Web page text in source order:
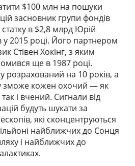
$100 млн на пошуки
засновник групи фондів
в $2,8 млрд Юрій
у 2015 році. Його партнером
Стівен Хокінг, з яким
ще в 1987 році.
розрахований на 10 років, а
зможе кожен охочий — як
і вчений. Сигнали від
будуть шукати за
які сконцентруються
найближчих до Сонця
і найближчих до